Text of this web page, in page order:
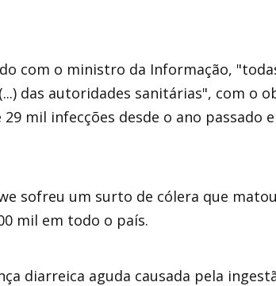
com o ministro da Informação,
das autoridades sanitárias", com o
mil infecções desde o ano passado
sofreu um surto de cólera que
mil em todo o país.
diarreica aguda causada pela